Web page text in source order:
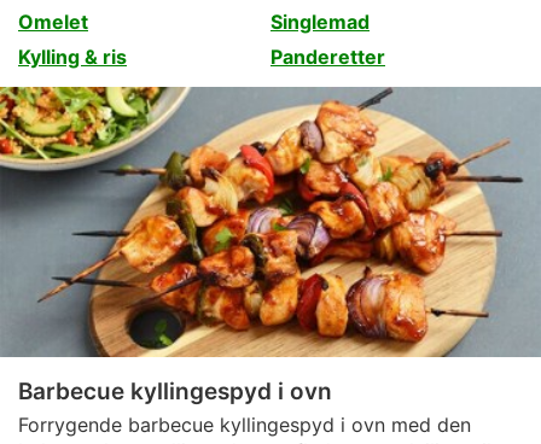
Omelet
Kylling & ris
Singlemad
Panderetter
Barbecue kyllingespyd i ovn
Forrygende barbecue kyllingespyd i ovn med den